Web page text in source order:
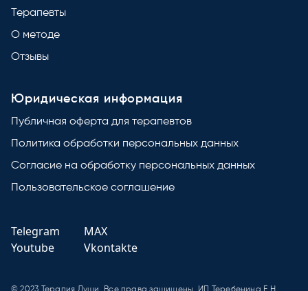
Терапевты
О методе
Отзывы
Юридическая информация
Публичная оферта для терапевтов
Политика обработки персональных данных
Согласие на обработку персональных данных
Пользовательское соглашение
Telegram
MAX
Youtube
Vkontakte